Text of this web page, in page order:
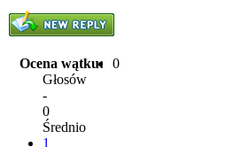
Ocena wątku:
0
Głosów
-
0
Średnio
1